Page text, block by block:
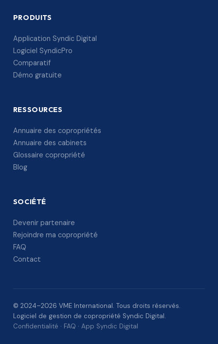
PRODUITS
Application Syndic Digital
Logiciel SyndicPro
Comparatif
Démo gratuite
RESSOURCES
Annuaire des copropriétés
Annuaire des cabinets
Glossaire copropriété
Blog
SOCIÉTÉ
Devenir partenaire
Rejoindre ma copropriété
FAQ
Contact
© 2024–2026 VME International. Tous droits réservés.
Logiciel de gestion de copropriété Syndic Digital.
Confidentialité · FAQ · App Syndic Digital